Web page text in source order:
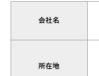
会社名
所在地